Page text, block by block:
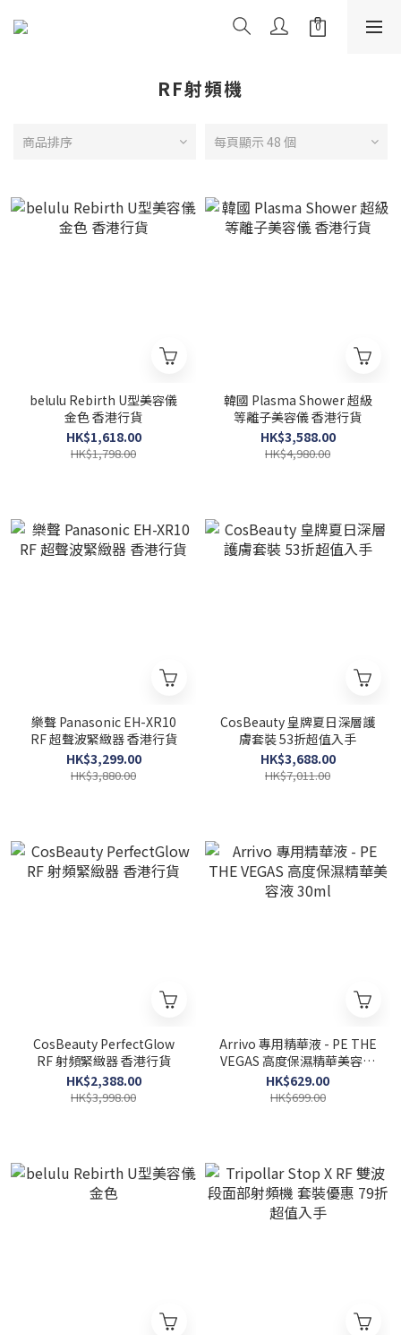
RF射頻機
商品排序 每頁顯示 48 個
belulu Rebirth U型美容儀
金色 香港行貨
HK$1,618.00
HK$1,798.00
韓國 Plasma Shower 超級
等離子美容儀 香港行貨
HK$3,588.00
HK$4,980.00
樂聲 Panasonic EH-XR10
RF 超聲波緊緻器 香港行貨
HK$3,299.00
HK$3,880.00
CosBeauty 皇牌夏日深層護
膚套裝 53折超值入手
HK$3,688.00
HK$7,011.00
CosBeauty PerfectGlow
RF 射頻緊緻器 香港行貨
HK$2,388.00
HK$3,998.00
Arrivo 專用精華液 - PE THE
VEGAS 高度保濕精華美容液
30ml
HK$629.00
HK$699.00